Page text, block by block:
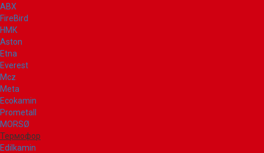
ABX
FireBird
НМК
Aston
Etna
Everest
Mcz
Meta
Ecokamin
Prometall
MORSØ
Термофор
Edilkamin